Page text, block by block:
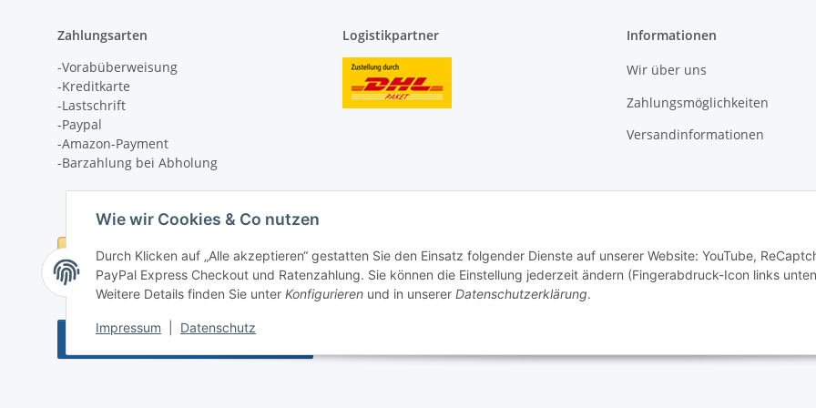
Wie wir Cookies & Co nutzen
Durch Klicken auf „Alle akzeptieren“ gestatten Sie den Einsatz folgender Dienste auf unserer Website: YouTube,
PayPal Express Checkout und Ratenzahlung. Sie können die Einstellung jederzeit ändern (Fingerabdruck-Icon links
Weitere Details finden Sie unter Konfigurieren und in unserer Datenschutzerklärung.
Impressum Datenschutz
Zahlungsarten
-Vorabüberweisung
-Kreditkarte
-Lastschrift
-Paypal
-Amazon-Payment
-Barzahlung bei Abholung
Logistikpartner Informationen
Wir über uns
Zahlungsmöglichkeiten
Versandinformationen
Vertrag widerrufen